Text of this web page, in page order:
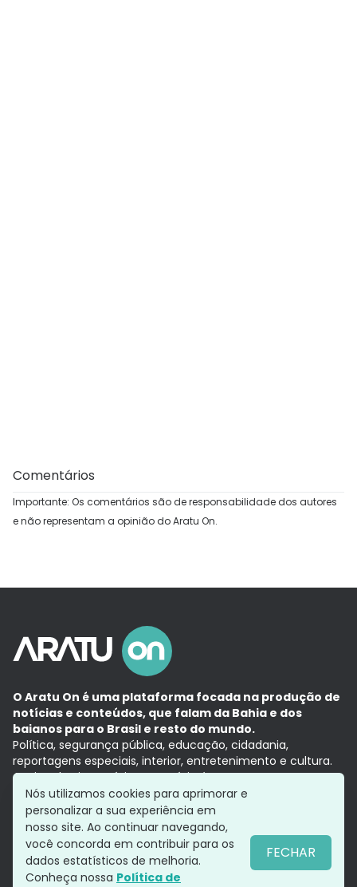
Comentários
Importante: Os comentários são de responsabilidade dos autores
e não representam a opinião do Aratu On.
O Aratu On é uma plataforma focada na produção de
notícias e conteúdos, que falam da Bahia e dos
baianos para o Brasil e resto do mundo.
Política, segurança pública, educação, cidadania,
reportagens especiais, interior, entretenimento e cultura.
Aqui, tudo vira notícia e a notícia é no tempo presente,
com a credibilidade do Grupo Aratu.
Grupo Aratu
Política de privacidade
Siga-nos
Nós utilizamos cookies para aprimorar e
personalizar a sua experiência em
nosso site. Ao continuar navegando,
você concorda em contribuir para os
dados estatísticos de melhoria.
Conheça nossa Política de
FECHAR